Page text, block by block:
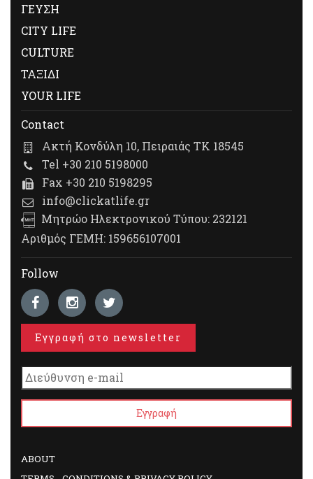
ΓΕΥΣΗ
CITY LIFE
CULTURE
ΤΑΞΙΔΙ
YOUR LIFE
Contact
Ακτή Κονδύλη 10, Πειραιάς ΤΚ 18545
Tel +30 210 5198000
Fax +30 210 5198295
info@clickatlife.gr
Μητρώο Ηλεκτρονικού Τύπου: 232121
Αριθμός ΓΕΜΗ: 159656107001
Follow
Εγγραφή στο newsletter
ABOUT